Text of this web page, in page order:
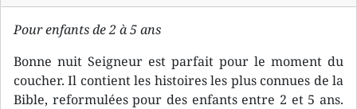
Pour enfants de 2 à 5 ans
Bonne nuit Seigneur est parfait pour le moment du
coucher. Il contient les histoires les plus connues de la
Bible, reformulées pour des enfants entre 2 et 5 ans.